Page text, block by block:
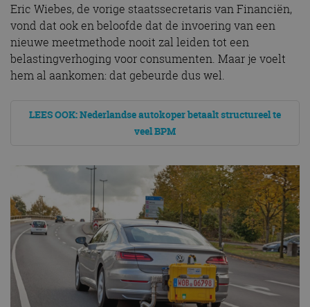
Eric Wiebes, de vorige staatssecretaris van Financiën,
vond dat ook en beloofde dat de invoering van een
nieuwe meetmethode nooit zal leiden tot een
belastingverhoging voor consumenten. Maar je voelt
hem al aankomen: dat gebeurde dus wel.
LEES OOK: Nederlandse autokoper betaalt structureel te
veel BPM